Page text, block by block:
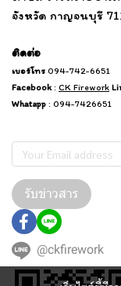
จังหวัด กาญจนบุรี
ติดต่อ
เบอร์โทร 094-742-6651
Facebook: CK Firework
Whatapp : 094-7426651
รับข่าวสาร
@ckfirework